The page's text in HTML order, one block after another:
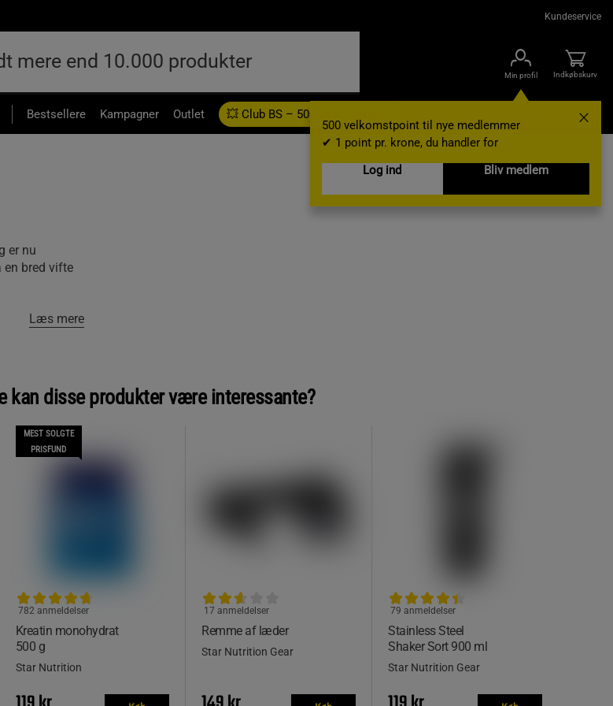
Kundeservice
Min profil
500 velkomstpoint til nye medlemmer
✔ 1 point pr. krone, du handler for
Log ind
Bliv medlem
Indkøbskurv
Bestsellere Kampagner Outlet 💥 Club BS – 500 velkomstpoint Gavekort
er nu
en bred vifte
Læs mere
kan disse produkter være interessante?
MEST SOLGTE
PRISFUND
Kreatin monohydrat
500 g
782 anmeldelser
Star Nutrition
Remme af læder
17 anmeldelser
Star Nutrition Gear
Stainless Steel
Shaker Sort 900 ml
79 anmeldelser
Star Nutrition Gear